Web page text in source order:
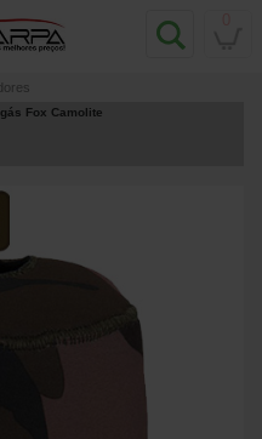
Fox Camolite